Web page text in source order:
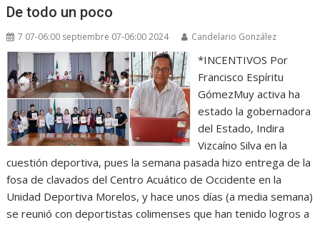
De todo un poco
7 07-06:00 septiembre 07-06:00 2024 Candelario González
*INCENTIVOS Por
Francisco Espíritu
GómezMuy activa ha
estado la gobernadora
del Estado, Indira
Vizcaíno Silva en la
cuestión deportiva, pues la semana pasada hizo entrega de la
fosa de clavados del Centro Acuático de Occidente en la
Unidad Deportiva Morelos, y hace unos días (a media semana)
se reunió con deportistas colimenses que han tenido logros a